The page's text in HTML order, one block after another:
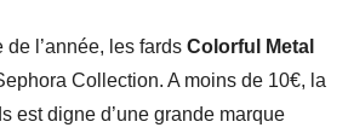
l’année, les fards Colorful Metal
Collection. A moins de 10€, la
est digne d’une grande marque